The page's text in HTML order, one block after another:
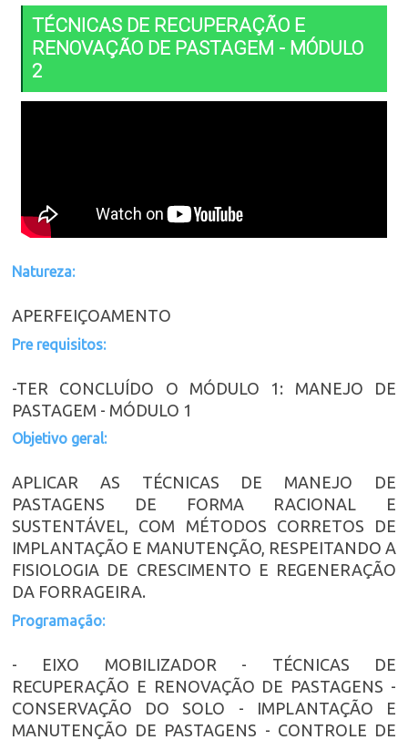
TÉCNICAS DE RECUPERAÇÃO E
RENOVAÇÃO DE PASTAGEM - MÓDULO
2
Natureza:
APERFEIÇOAMENTO
Pre requisitos:
-TER CONCLUÍDO O MÓDULO 1: MANEJO DE
PASTAGEM - MÓDULO 1
Objetivo geral:
APLICAR AS TÉCNICAS DE MANEJO DE
PASTAGENS DE FORMA RACIONAL E
SUSTENTÁVEL, COM MÉTODOS CORRETOS DE
IMPLANTAÇÃO E MANUTENÇÃO, RESPEITANDO A
FISIOLOGIA DE CRESCIMENTO E REGENERAÇÃO
DA FORRAGEIRA.
Programação:
- EIXO MOBILIZADOR - TÉCNICAS DE
RECUPERAÇÃO E RENOVAÇÃO DE PASTAGENS -
CONSERVAÇÃO DO SOLO - IMPLANTAÇÃO E
MANUTENÇÃO DE PASTAGENS - CONTROLE DE